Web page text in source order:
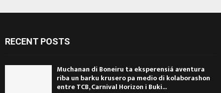
RECENT POSTS
Muchanan di Boneiru ta eksperensiá aventura
riba un barku krusero pa medio di kolaborashon
entre TCB, Carnival Horizon i Buki...